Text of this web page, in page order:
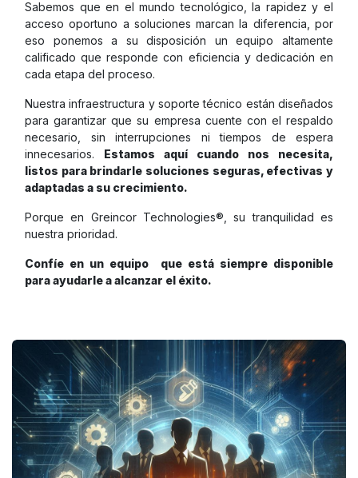
Sabemos que en el mundo tecnológico, la rapidez y el
acceso oportuno a soluciones marcan la diferencia, por
eso ponemos a su disposición un equipo altamente
calificado que responde con eficiencia y dedicación en
cada etapa del proceso.
Nuestra infraestructura y soporte técnico están diseñados
para garantizar que su empresa cuente con el respaldo
necesario, sin interrupciones ni tiempos de espera
innecesarios. Estamos aquí cuando nos necesita,
listos para brindarle soluciones seguras, efectivas y
adaptadas a su crecimiento.
Porque en Greincor Technologies®, su tranquilidad es
nuestra prioridad.
Confíe en un equipo que está siempre disponible
para ayudarle a alcanzar el éxito.